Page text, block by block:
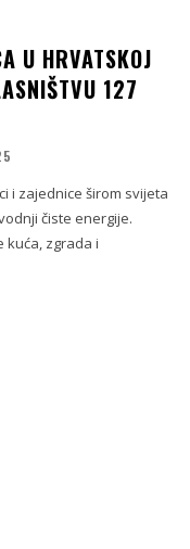
U HRVATSKOJ
127
i zajednice širom svijeta
čiste energije.
zgrada i